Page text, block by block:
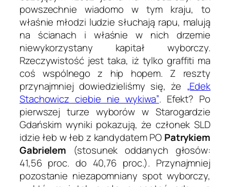
powszechnie wiadomo w tym kraju, to
właśnie młodzi ludzie słuchają rapu, malują
na ścianach i właśnie w nich drzemie
niewykorzystany kapitał wyborczy.
Rzeczywistość jest taka, iż tylko graffiti ma
coś wspólnego z hip hopem. Z reszty
przynajmniej dowiedzieliśmy się, że „Edek
Stachowicz ciebie nie wykiwa”. Efekt? Po
pierwszej turze wyborów w Starogardzie
Gdańskim wyniki pokazują, że członek SLD
idzie łeb w łeb z kandydatem PO Patrykiem
Gabrielem (stosunek oddanych głosów:
41,56 proc. do 40,76 proc.). Przynajmniej
pozostanie niezapomniany spot wyborczy,